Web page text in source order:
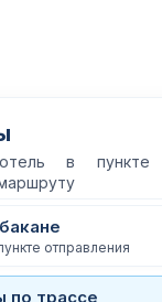
в пункте
отправления
по трассе